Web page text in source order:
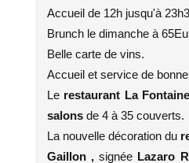
Accueil de 12h jusqu'à
Brunch le dimanche à
Belle carte de vins.
Accueil et service de
Le restaurant La
salons de 4 à 35 couverts.
La nouvelle décoration du
Gaillon ,signée Lazaro